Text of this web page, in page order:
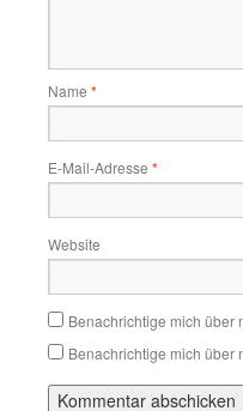
Name *
E-Mail-Adresse *
Website
Benachrichtige mich über
Benachrichtige mich über